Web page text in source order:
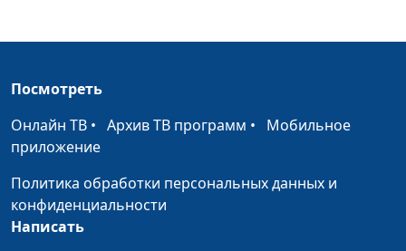
по Иоанну 13:1-20
Жизнь земная и жизнь вечная.
Христос въезжает в Иерусалим на
Ним. .Евангелие по Иоанну 12:12-
19
Посмотреть
Онлайн ТВ • Архив ТВ программ • Мобильное
приложение
Политика обработки персональных данных и
конфиденциальности
Написать